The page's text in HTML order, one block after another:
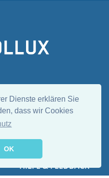
Dienste erklären Sie
dass wir Cookies
OK
HILFE & FEEDBACK
EN